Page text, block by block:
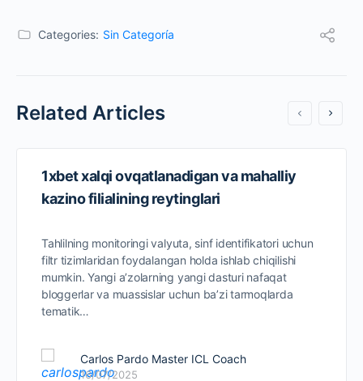
Categories: Sin Categoría
Related Articles
1xbet xalqi ovqatlanadigan va mahalliy
kazino filialining reytinglari
Tahlilning monitoringi valyuta, sinf identifikatori uchun
filtr tizimlaridan foydalangan holda ishlab chiqilishi
mumkin. Yangi a’zolarning yangi dasturi nafaqat
bloggerlar va muassislar uchun ba’zi tarmoqlarda
tematik…
Carlos Pardo Master ICL Coach
16/07/2025